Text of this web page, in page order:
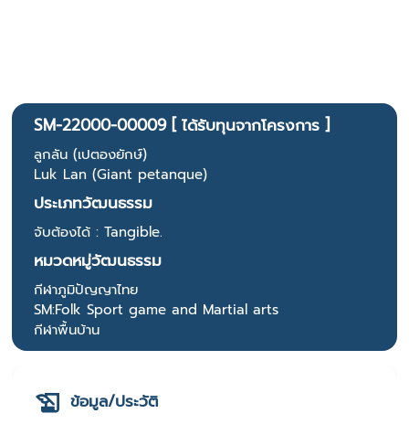
SM-22000-00009 [ ได้รับทุนจากโครงการ ]
ลูกลัน (เปตองยักษ์)
Luk Lan (Giant petanque)
ประเภทวัฒนธรรม
จับต้องได้ : Tangible.
หมวดหมู่วัฒนธรรม
กีฬาภูมิปัญญาไทย
SM:Folk Sport game and Martial arts
กีฬาพื้นบ้าน
ข้อมูล/ประวัติ